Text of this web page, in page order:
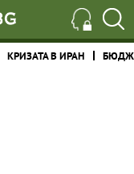
КРИЗАТА В ИРАН